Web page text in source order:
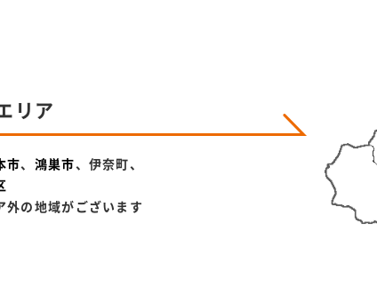
リア
市、 鴻巣市、伊奈町、
の地域がございます